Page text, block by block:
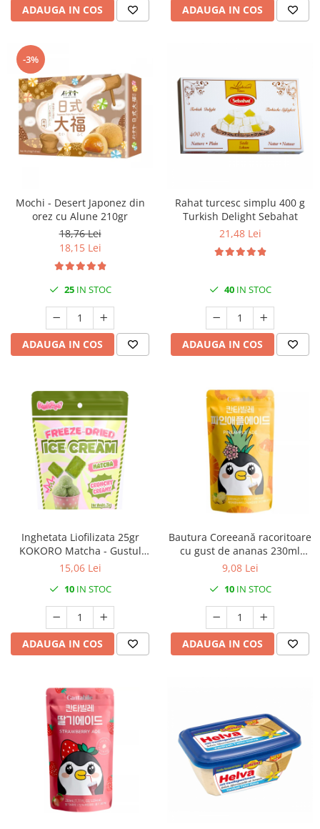
ADAUGA IN COS ADAUGA IN COS
-3%
Mochi - Desert Japonez din
orez cu Alune 210gr
18,76 Lei
18,15 Lei
25IN STOC
ADAUGA IN COS
Rahat turcesc simplu 400 g
Turkish Delight Sebahat
21,48 Lei
40IN STOC
ADAUGA IN COS
Inghetata Liofilizata 25gr
KOKORO Matcha - Gustul
Viitorului
15,06 Lei
10IN STOC
ADAUGA IN COS
Bautura Coreeană racoritoare
cu gust de ananas 230ml
Cantabile
9,08 Lei
10IN STOC
ADAUGA IN COS